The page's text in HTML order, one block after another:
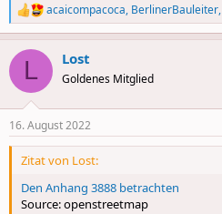
R
e
a
c
i
s
:
acaicompacoca, BerlinerBauleiter,
L Lost
Goldenes Mitglied
16. August 2022
Zitat von Lost:
Den Anhang 3888 betrachten
Source: openstreetmap